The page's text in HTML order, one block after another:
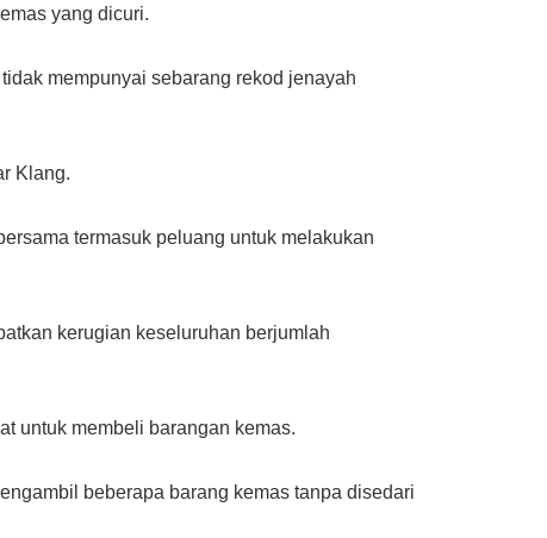
yang dicuri.
mempunyai sebarang rekod jenayah
Klang.
termasuk peluang untuk melakukan
kerugian keseluruhan berjumlah
untuk membeli barangan kemas.
beberapa barang kemas tanpa disedari